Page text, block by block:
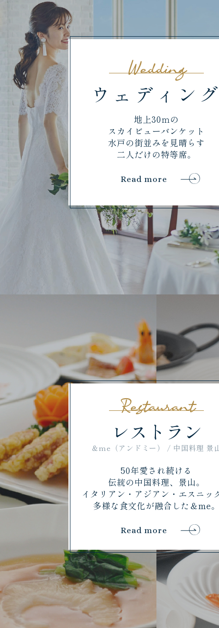
Wedding
ウェディン
地上30ｍの
スカイビューバンケット
水戸の街並みを見晴らす
二人だけの特等席。
Read more
Restaurant
レストラン
＆me（アンドミー） / 中国料理 景
50年愛され続ける
伝統の中国料理、景山。
イタリアン・アジアン・エスニッ
多様な食文化が融合した＆me
Read more